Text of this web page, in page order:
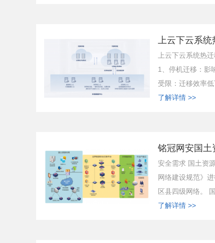
上云下云系
上云下云系统热
1、停机迁移：影
受限：迁移效率
了解详情 >>
铭冠网安国土
安全需求 国土资
网络建设规范》
区县四级网络。
了解详情 >>